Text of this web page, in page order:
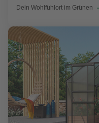
Dein Wohlfühlort im Grünen